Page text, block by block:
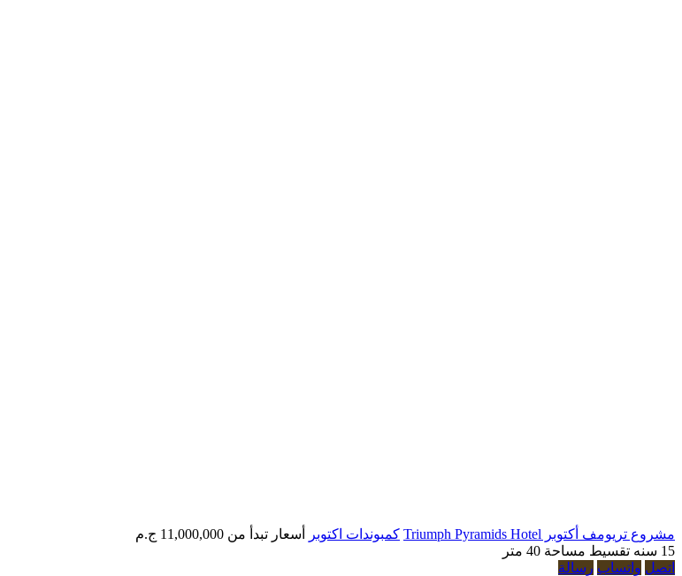
مشروع تريومف أكتوبر Triumph Pyramids Hotel كمبوندات اكتوبر أسعار تبدأ من 11,000,000 ج.م
15 سنه تقسيط
مساحة 40 متر
اتصل واتساب رسالة